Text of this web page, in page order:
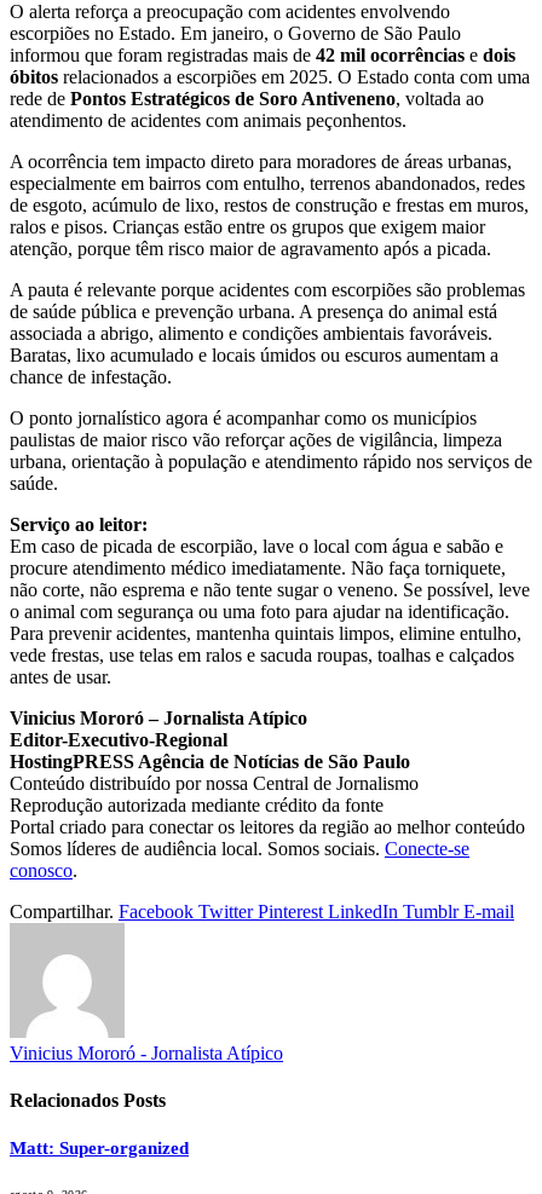
O alerta reforça a preocupação com acidentes envolvendo
escorpiões no Estado. Em janeiro, o Governo de São Paulo
informou que foram registradas mais de 42 mil ocorrências e dois
óbitos relacionados a escorpiões em 2025. O Estado conta com uma
rede de Pontos Estratégicos de Soro Antiveneno, voltada ao
atendimento de acidentes com animais peçonhentos.
A ocorrência tem impacto direto para moradores de áreas urbanas,
especialmente em bairros com entulho, terrenos abandonados, redes
de esgoto, acúmulo de lixo, restos de construção e frestas em muros,
ralos e pisos. Crianças estão entre os grupos que exigem maior
atenção, porque têm risco maior de agravamento após a picada.
A pauta é relevante porque acidentes com escorpiões são problemas
de saúde pública e prevenção urbana. A presença do animal está
associada a abrigo, alimento e condições ambientais favoráveis.
Baratas, lixo acumulado e locais úmidos ou escuros aumentam a
chance de infestação.
O ponto jornalístico agora é acompanhar como os municípios
paulistas de maior risco vão reforçar ações de vigilância, limpeza
urbana, orientação à população e atendimento rápido nos serviços de
saúde.
Serviço ao leitor:
Em caso de picada de escorpião, lave o local com água e sabão e
procure atendimento médico imediatamente. Não faça torniquete,
não corte, não esprema e não tente sugar o veneno. Se possível, leve
o animal com segurança ou uma foto para ajudar na identificação.
Para prevenir acidentes, mantenha quintais limpos, elimine entulho,
vede frestas, use telas em ralos e sacuda roupas, toalhas e calçados
antes de usar.
Vinicius Mororó – Jornalista Atípico
Editor-Executivo-Regional
HostingPRESS Agência de Notícias de São Paulo
Conteúdo distribuído por nossa Central de Jornalismo
Reprodução autorizada mediante crédito da fonte
Portal criado para conectar os leitores da região ao melhor conteúdo
Somos líderes de audiência local. Somos sociais. Conecte-se
conosco.
Compartilhar. Facebook Twitter Pinterest LinkedIn Tumblr E-mail
Vinicius Mororó - Jornalista Atípico
Relacionados Posts
Matt: Super-organized